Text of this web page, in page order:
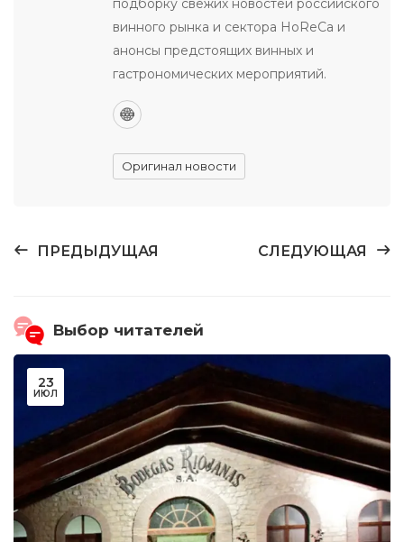
подборку свежих новостей российского
винного рынка и сектора HoReCa и
анонсы предстоящих винных и
гастрономических мероприятий.
Оригинал новости
ПРЕДЫДУЩАЯ СЛЕДУЮЩАЯ
Выбор читателей
23
ИЮЛ